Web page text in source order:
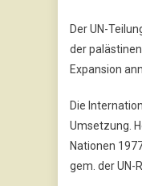
Der UN-
der
Expansion
Die
Umsetzung.
Nationen
gem. der UN-